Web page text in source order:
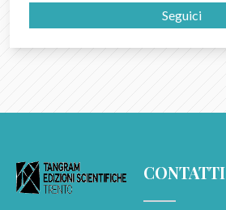
Seguici
CONTATTI